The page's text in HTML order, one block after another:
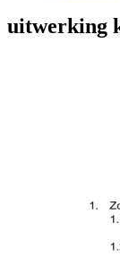
uitwerking